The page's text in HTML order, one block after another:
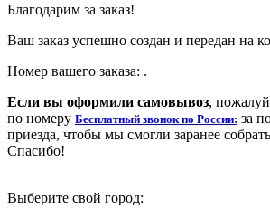
Благодарим за заказ!
Ваш заказ успешно создан и передан на
Номер вашего заказа: .
Если вы оформили самовывоз,
по номеру Бесплатный звонок по России: за
приезда, чтобы мы смогли заранее
Спасибо!
Выберите свой город: